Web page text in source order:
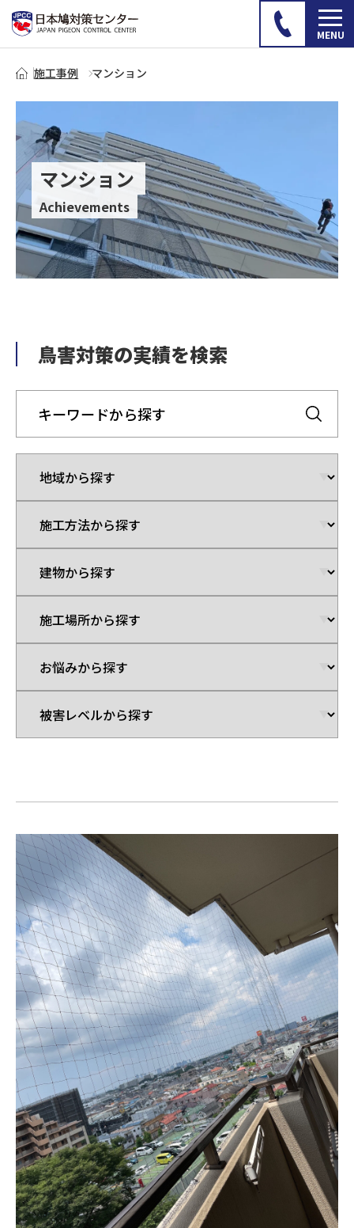
施工事例 マンション
マンション
Achievements
鳥害対策の実績を検索